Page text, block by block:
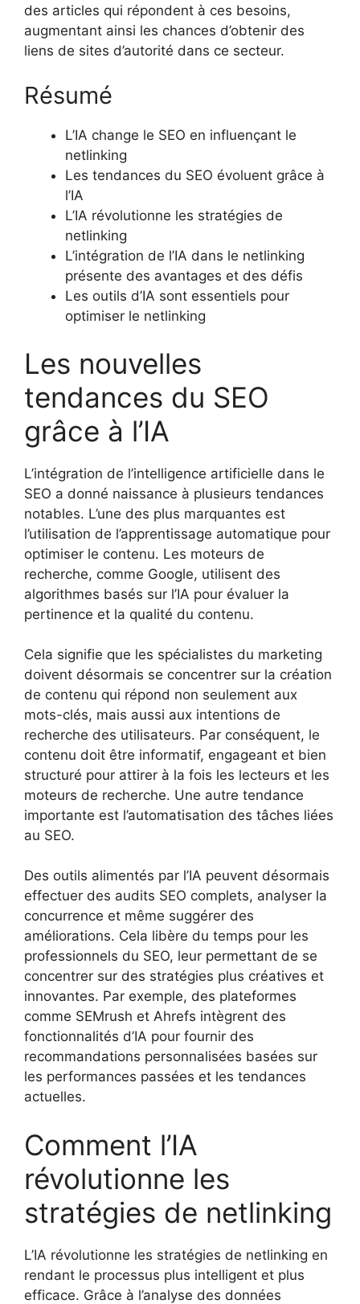
des articles qui répondent à ces besoins,
augmentant ainsi les chances d’obtenir des
liens de sites d’autorité dans ce secteur.
Résumé
L’IA change le SEO en influençant le
netlinking
Les tendances du SEO évoluent grâce à
l’IA
L’IA révolutionne les stratégies de
netlinking
L’intégration de l’IA dans le netlinking
présente des avantages et des défis
Les outils d’IA sont essentiels pour
optimiser le netlinking
Les nouvelles
tendances du SEO
grâce à l’IA
L’intégration de l’intelligence artificielle dans le
SEO a donné naissance à plusieurs tendances
notables. L’une des plus marquantes est
l’utilisation de l’apprentissage automatique pour
optimiser le contenu. Les moteurs de
recherche, comme Google, utilisent des
algorithmes basés sur l’IA pour évaluer la
pertinence et la qualité du contenu.
Cela signifie que les spécialistes du marketing
doivent désormais se concentrer sur la création
de contenu qui répond non seulement aux
mots-clés, mais aussi aux intentions de
recherche des utilisateurs. Par conséquent, le
contenu doit être informatif, engageant et bien
structuré pour attirer à la fois les lecteurs et les
moteurs de recherche. Une autre tendance
importante est l’automatisation des tâches liées
au SEO.
Des outils alimentés par l’IA peuvent désormais
effectuer des audits SEO complets, analyser la
concurrence et même suggérer des
améliorations. Cela libère du temps pour les
professionnels du SEO, leur permettant de se
concentrer sur des stratégies plus créatives et
innovantes. Par exemple, des plateformes
comme SEMrush et Ahrefs intègrent des
fonctionnalités d’IA pour fournir des
recommandations personnalisées basées sur
les performances passées et les tendances
actuelles.
Comment l’IA
révolutionne les
stratégies de netlinking
L’IA révolutionne les stratégies de netlinking en
rendant le processus plus intelligent et plus
efficace. Grâce à l’analyse des données